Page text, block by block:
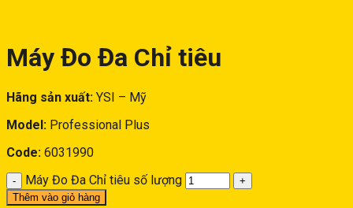
Máy Đo Đa Chỉ tiêu
Hãng sản xuất: YSI – Mỹ
Model: Professional Plus
Code: 6031990
Máy Đo Đa Chỉ tiêu số lượng
Thêm vào giỏ hàng